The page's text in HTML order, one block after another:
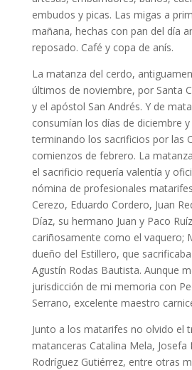
embudos y picas. Las migas a
mañana, hechas con pan del día
reposado. Café y copa de anís.
La matanza del cerdo,
últimos de noviembre, por Santa
y el apóstol San Andrés. Y de
consumían los días de diciembre
terminando los sacrificios por las
comienzos de febrero. La
el sacrificio requería valentía y
nómina de profesionales
Cerezo, Eduardo Cordero, Juan
Díaz, su hermano Juan y Paco
cariñosamente como el vaquero;
dueño del Estillero, que
Agustín Rodas Bautista. Aunque
jurisdicción de mi memoria con
Serrano, excelente maestro
Junto a los matarifes no olvido el
matanceras Catalina Mela, Josefa
Rodríguez Gutiérrez, entre otras